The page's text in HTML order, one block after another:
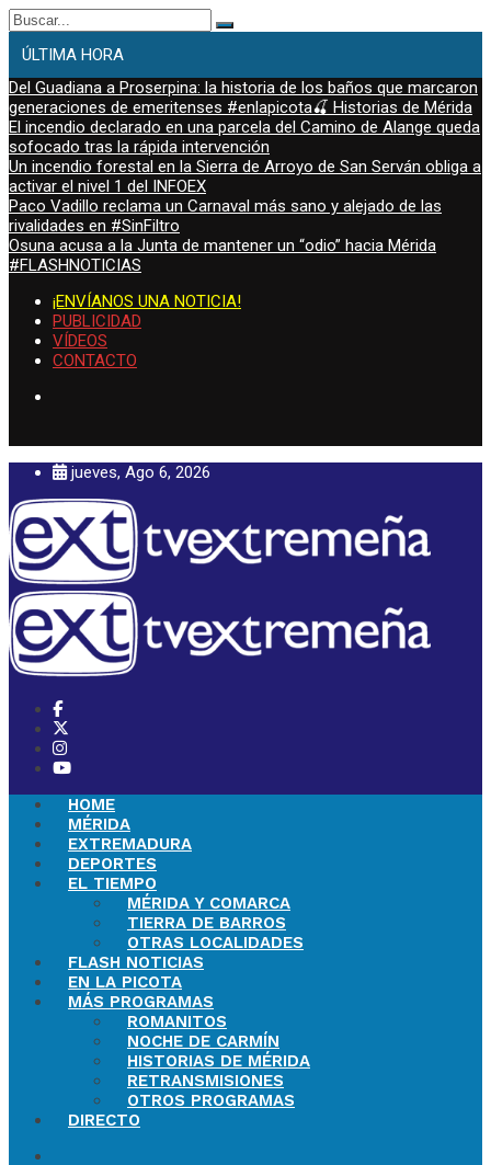
Buscar:
ÚLTIMA HORA
Del Guadiana a Proserpina: la historia de los baños que marcaron
generaciones de emeritenses #enlapicota🍒 Historias de Mérida
El incendio declarado en una parcela del Camino de Alange queda
sofocado tras la rápida intervención
Un incendio forestal en la Sierra de Arroyo de San Serván obliga a
activar el nivel 1 del INFOEX
Paco Vadillo reclama un Carnaval más sano y alejado de las
rivalidades en #SinFiltro
Osuna acusa a la Junta de mantener un “odio” hacia Mérida
#FLASHNOTICIAS
¡ENVÍANOS UNA NOTICIA!
PUBLICIDAD
VÍDEOS
CONTACTO
jueves, Ago 6, 2026
HOME
MÉRIDA
EXTREMADURA
DEPORTES
EL TIEMPO
MÉRIDA Y COMARCA
TIERRA DE BARROS
OTRAS LOCALIDADES
FLASH NOTICIAS
EN LA PICOTA
MÁS PROGRAMAS
ROMANITOS
NOCHE DE CARMÍN
HISTORIAS DE MÉRIDA
RETRANSMISIONES
OTROS PROGRAMAS
DIRECTO